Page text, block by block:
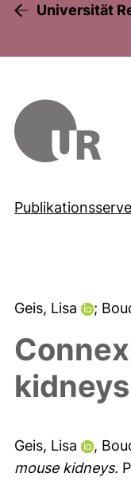
Universität
Geis, Lisa ;
kidneys
Geis, Lisa ,
mouse kidneys.